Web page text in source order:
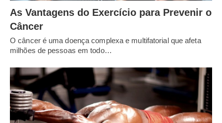
As Vantagens do Exercício para Prevenir o
Câncer
O câncer é uma doença complexa e multifatorial que afeta
milhões de pessoas em todo…